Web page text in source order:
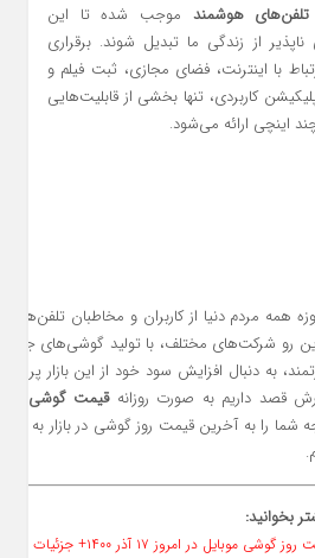
تلفن‌های هوشمند موجب شده تا این
از زندگی ما تبدیل شوند. برقراری
با اینترنت، فضای مجازی، ثبت فیلم و
کاربردی، تنها بخشی از قابلیت‌هایی
اینچی ارائه می‌شود.
همه مردم دنیا از کاربران و مخاطبان
رو شرکت‌های مختلف، با تولید گوشی‌های
به دنبال افزایش سود خود از این بازار
قصد داریم به صورت روزانهقیمت گوشی
بخوانید:
گوشی موبایل در امروز ۱۷ آذر ۱۴۰۰+ جزئیات